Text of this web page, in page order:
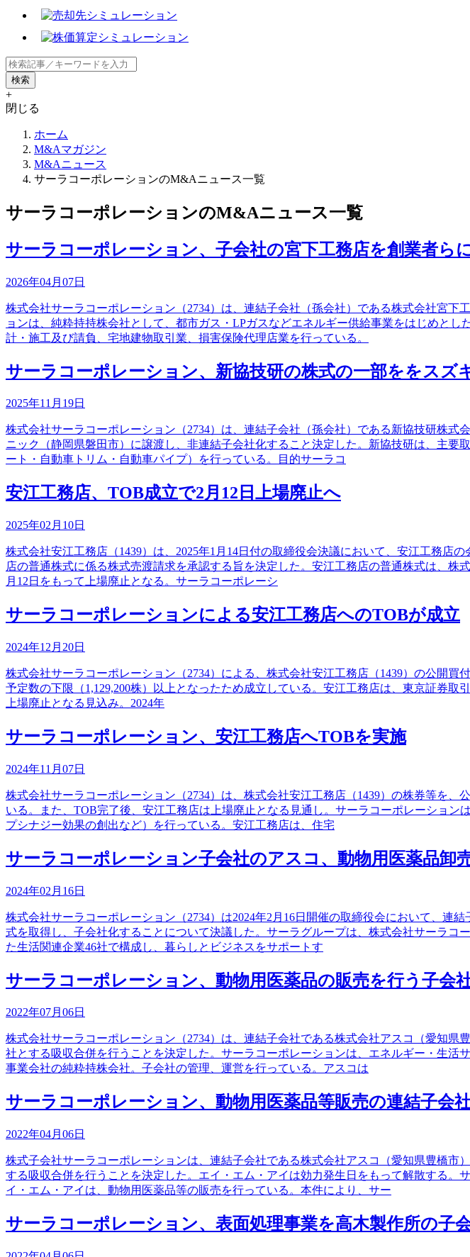
+
閉じる
ホーム
M&Aマガジン
M&Aニュース
サーラコーポレーションのM&Aニュース一覧
サーラコーポレーションのM&Aニュース一覧
サーラコーポレーション、子会社の宮下工務店を創業者ら
2026年04月07日
株式会社サーラコーポレーション（2734）は、連結子会社（孫会社）である株式会社宮
ョンは、純粋持持株会社として、都市ガス・LPガスなどエネルギー供給事業をはじめと
計・施工及び請負、宅地建物取引業、損害保険代理店業を行っている。
サーラコーポレーション、新協技研の株式の一部ををスズ
2025年11月19日
株式会社サーラコーポレーション（2734）は、連結子会社（孫会社）である新協技研株
ニック（静岡県磐田市）に譲渡し、非連結子会社化すること決定した。新協技研は、主
ート・自動車トリム・自動車パイプ）を行っている。目的サーラコ
安江工務店、TOB成立で2月12日上場廃止へ
2025年02月10日
株式会社安江工務店（1439）は、2025年1月14日付の取締役会決議において、安江工務店
店の普通株式に係る株式売渡請求を承認する旨を決定した。安江工務店の普通株式は、
月12日をもって上場廃止となる。サーラコーポレーシ
サーラコーポレーションによる安江工務店へのTOBが成立
2024年12月20日
株式会社サーラコーポレーション（2734）による、株式会社安江工務店（1439）の公開
予定数の下限（1,129,200株）以上となったため成立している。安江工務店は、東京証券
上場廃止となる見込み。2024年
サーラコーポレーション、安江工務店へTOBを実施
2024年11月07日
株式会社サーラコーポレーション（2734）は、株式会社安江工務店（1439）の株券等を
いる。また、TOB完了後、安江工務店は上場廃止となる見通し。サーラコーポレーショ
プシナジー効果の創出など）を行っている。安江工務店は、住宅
サーラコーポレーション子会社のアスコ、動物用医薬品卸
2024年02月16日
株式会社サーラコーポレーション（2734）は2024年2月16日開催の取締役会において、
式を取得し、子会社化することについて決議した。サーラグループは、株式会社サーラ
た生活関連企業46社で構成し、暮らしとビジネスをサポートす
サーラコーポレーション、動物用医薬品の販売を行う子会
2022年07月06日
株式会社サーラコーポレーション（2734）は、連結子会社である株式会社アスコ（愛知
社とする吸収合併を行うことを決定した。サーラコーポレーションは、エネルギー・生
事業会社の純粋持株会社。子会社の管理、運営を行っている。アスコは
サーラコーポレーション、動物用医薬品等販売の連結子会
2022年04月06日
株式子会社サーラコーポレーションは、連結子会社である株式会社アスコ（愛知県豊橋
する吸収合併を行うことを決定した。エイ・エム・アイは効力発生日をもって解散する
イ・エム・アイは、動物用医薬品等の販売を行っている。本件により、サー
サーラコーポレーション、表面処理事業を高木製作所の子